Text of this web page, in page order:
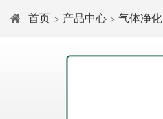
首页 > 产品中心 > 气体净化